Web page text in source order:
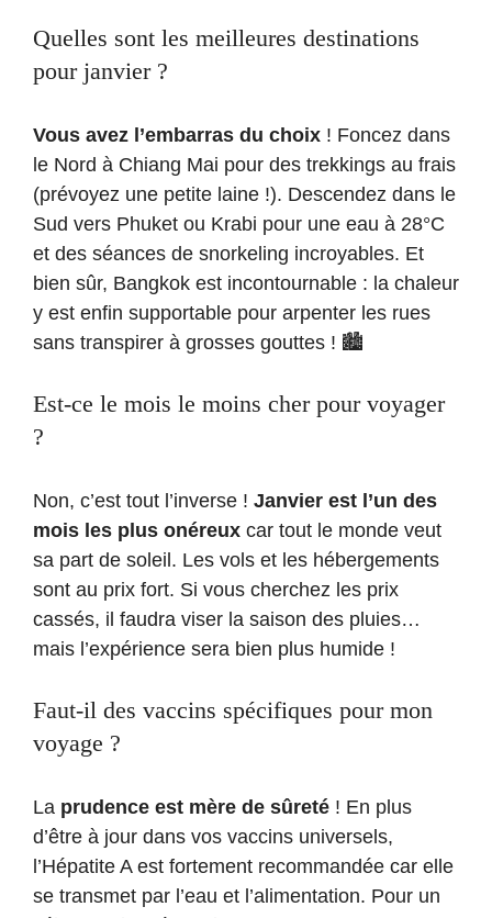
Quelles sont les meilleures destinations
pour janvier ?
Vous avez l’embarras du choix ! Foncez dans
le Nord à Chiang Mai pour des trekkings au frais
(prévoyez une petite laine !). Descendez dans le
Sud vers Phuket ou Krabi pour une eau à 28°C
et des séances de snorkeling incroyables. Et
bien sûr, Bangkok est incontournable : la chaleur
y est enfin supportable pour arpenter les rues
sans transpirer à grosses gouttes ! 🏙️
Est-ce le mois le moins cher pour voyager
?
Non, c’est tout l’inverse ! Janvier est l’un des
mois les plus onéreux car tout le monde veut
sa part de soleil. Les vols et les hébergements
sont au prix fort. Si vous cherchez les prix
cassés, il faudra viser la saison des pluies…
mais l’expérience sera bien plus humide !
Faut-il des vaccins spécifiques pour mon
voyage ?
La prudence est mère de sûreté ! En plus
d’être à jour dans vos vaccins universels,
l’Hépatite A est fortement recommandée car elle
se transmet par l’eau et l’alimentation. Pour un